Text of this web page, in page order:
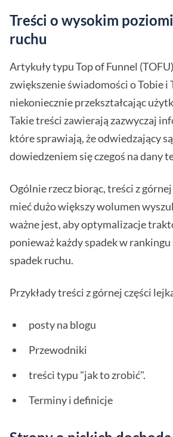
Treści o wysokim
ruchu
Artykuły typu Top of Funnel
zwiększenie świadomości o Tobie
niekoniecznie przekształcając
Takie treści zawierają zazwyczaj
które sprawiają, że odwiedzający
dowiedzeniem się czegoś na dany
Ogólnie rzecz biorąc, treści z górnej
mieć dużo większy wolumen
ważne jest, aby optymalizacje
ponieważ każdy spadek w
spadek ruchu.
Przykłady treści z górnej części
posty na blogu
Przewodniki
treści typu "jak to zrobić".
Terminy i definicje